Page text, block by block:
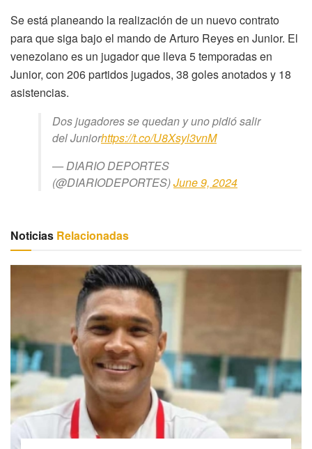
Se está planeando la realización de un nuevo contrato
para que siga bajo el mando de Arturo Reyes en Junior. El
venezolano es un jugador que lleva 5 temporadas en
Junior, con 206 partidos jugados, 38 goles anotados y 18
asistencias.
Dos jugadores se quedan y uno pidió salir
del Juniorhttps://t.co/U8Xsyl3vnM
— DIARIO DEPORTES
(@DIARIODEPORTES)June 9, 2024
Noticias Relacionadas